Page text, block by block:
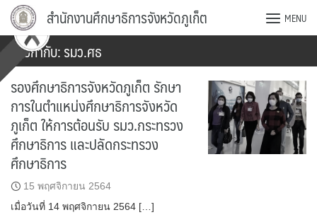
Skip
content
สำนักงานศึกษาธิการจังหวัดภูเก็ต MENU
ป้ายกำกับ:รมว.ศธ
รองศึกษาธิการจังหวัดภูเก็ต รักษา
การในตำแหน่งศึกษาธิการจังหวัด
ภูเก็ต ให้การต้อนรับ รมว.กระทรวง
ศึกษาธิการ และปลัดกระทรวง
ศึกษาธิการ
15 พฤศจิกายน 2564
เมื่อวันที่ 14 พฤศจิกายน 2564 […]